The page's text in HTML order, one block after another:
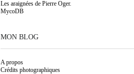
Les araignées de Pierre Oger.
MycoDB
MON BLOG
A propos
Crédits photographiques